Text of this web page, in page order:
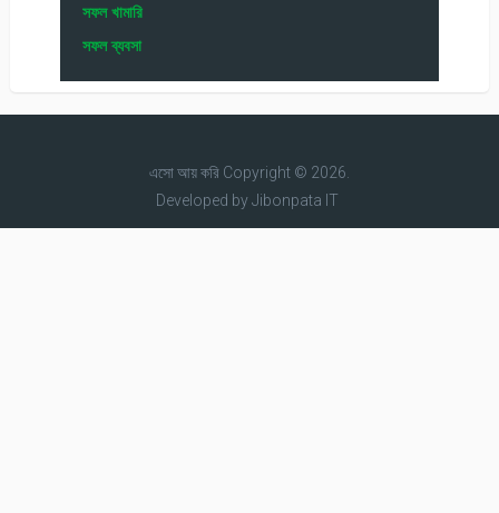
সফল খামারি
সফল ব্যবসা
এসো আয় করিCopyright © 2026.
Developed byJibonpata IT